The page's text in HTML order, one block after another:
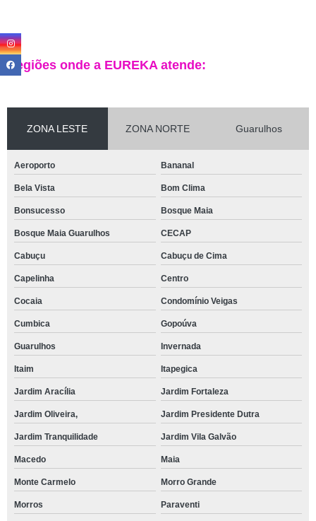
Regiões onde a EUREKA atende:
ZONA LESTE ZONA NORTE Guarulhos
Aeroporto Bananal
Bela Vista Bom Clima
Bonsucesso Bosque Maia
Bosque Maia Guarulhos CECAP
Cabuçu Cabuçu de Cima
Capelinha Centro
Cocaia Condomínio Veigas
Cumbica Gopoúva
Guarulhos Invernada
Itaim Itapegica
Jardim Aracília Jardim Fortaleza
Jardim Oliveira, Jardim Presidente Dutra
Jardim Tranquilidade Jardim Vila Galvão
Macedo Maia
Monte Carmelo Morro Grande
Morros Paraventi